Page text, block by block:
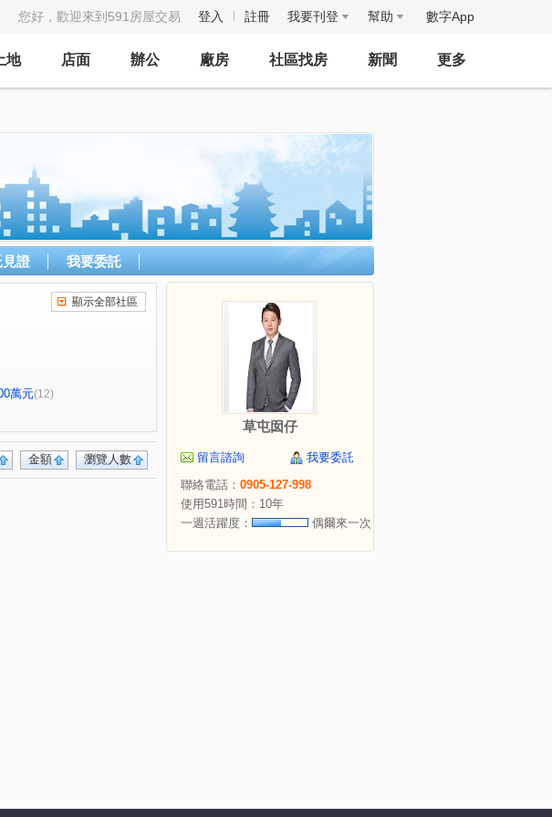
您好，歡迎來到591房屋交易 登入 註冊 我要刊登 幫助 數字App
地 店面 辦公 廠房 社區找房 新聞 更多
證 我要委託
(3)
顯示全部社區
萬元(12)
瀏覽人數
金額
草屯囡仔
留言諮詢
我要委託
聯絡電話： 0905-127-998
使用591時間：10年
一週活躍度：
偶爾來一次